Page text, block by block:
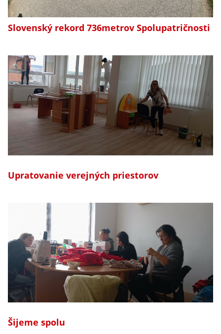
Slovenský rekord 736metrov Spolupatričnosti
Upratovanie verejných priestorov
Šijeme spolu